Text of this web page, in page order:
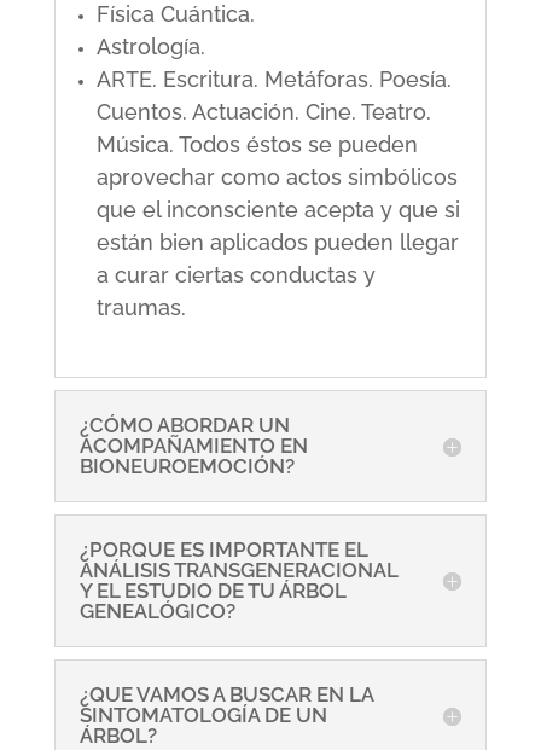
Física Cuántica.
Astrología.
ARTE. Escritura. Metáforas. Poesía.
Cuentos. Actuación. Cine. Teatro.
Música. Todos éstos se pueden
aprovechar como actos simbólicos
que el inconsciente acepta y que si
están bien aplicados pueden llegar
a curar ciertas conductas y
traumas.
¿CÓMO ABORDAR UN
ACOMPAÑAMIENTO EN
BIONEUROEMOCIÓN?
¿PORQUE ES IMPORTANTE EL
ANÁLISIS TRANSGENERACIONAL
Y EL ESTUDIO DE TU ÁRBOL
GENEALÓGICO?
¿QUE VAMOS A BUSCAR EN LA
SINTOMATOLOGÍA DE UN
ÁRBOL?